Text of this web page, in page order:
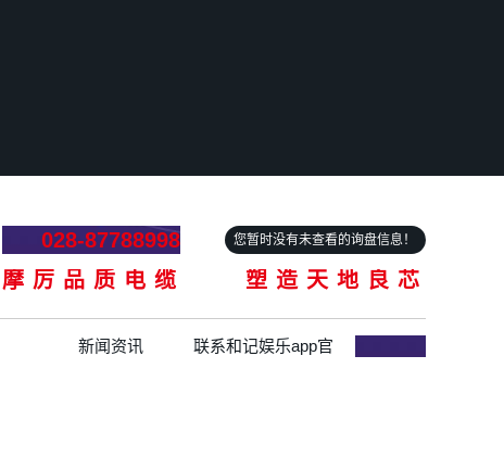
028-87788998
摩厉品质电缆 塑造天地良芯
您暂时没有未查看的询盘信息！
新闻资讯 联系和记娱乐app官